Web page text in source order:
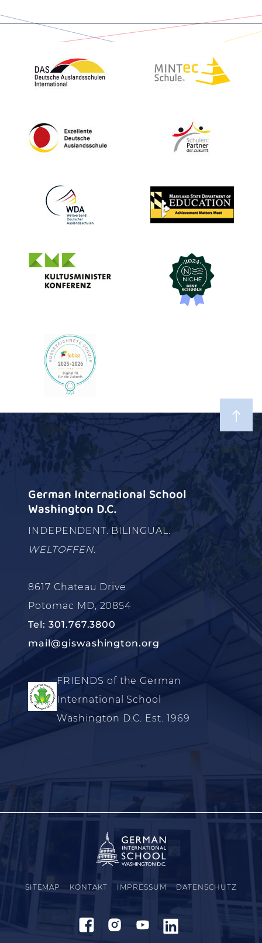
German International School
Washington D.C.
INDEPENDENT. BILINGUAL.
WELTOFFEN.
8617 Chateau Drive
Potomac MD, 20854
Tel: 301.767.3800
mail@giswashington.org
FRIENDS of the German
International School
Washington D.C. Est. 1969
SITEMAP KONTAKT IMPRESSUM DATENSCHUTZ